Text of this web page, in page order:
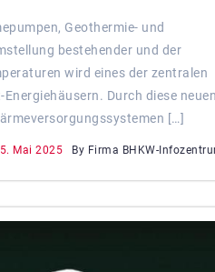
Geothermie- und
bestehender und der
wird eines der zentralen
Durch diese neuen
[…]
5. Mai 2025 By Firma BHKW-